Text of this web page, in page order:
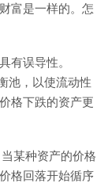
富是一样的。怎
有误导性。
池，以使流动性
格下跌的资产更
某种资产的价格
格回落开始循序